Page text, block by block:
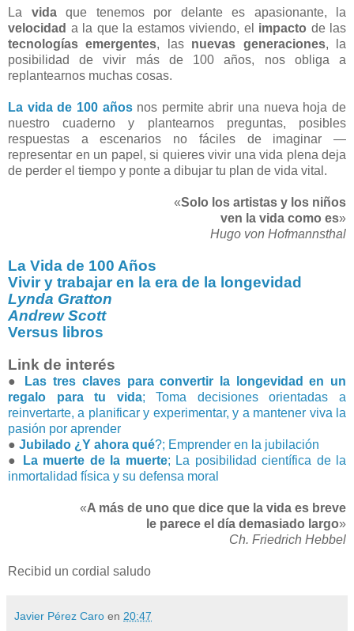
La vidaque tenemos por delante es apasionante, la
velocidad a la que la estamos viviendo, el impacto de las
tecnologías emergentes, las nuevas generaciones, la
posibilidad de vivir más de 100 años, nos obliga a
replantearnos muchas cosas.
La vida de 100 añosnos permite abrir una nueva hoja de
nuestro cuaderno y plantearnos preguntas, posibles
respuestas a escenarios no fáciles de imaginar —
representar en un papel, si quieres vivir una vida plena deja
de perder el tiempo y ponte a dibujar tu plan de vida vital.
«Solo los artistas y los niños
ven la vida como es»
Hugo von Hofmannsthal
La Vida de 100 Años
Vivir y trabajar en la era de la longevidad
Lynda Gratton
Andrew Scott
Versus libros
Link de interés
●
Las tres claves para convertir la longevidad en un
regalo para tu vida; Toma decisiones orientadas a
reinvertarte, a planificar y experimentar, y a mantener viva la
pasión por aprender
● Jubilado ¿Y ahora qué?; Emprender en la jubilación
●
La muerte de la muerte; La posibilidad científica de la
inmortalidad física y su defensa moral
«A más de uno que dice que la vida es breve
le parece el día demasiado largo»
Ch. Friedrich Hebbel
Recibid un cordial saludo
Javier Pérez Caro en 20:47